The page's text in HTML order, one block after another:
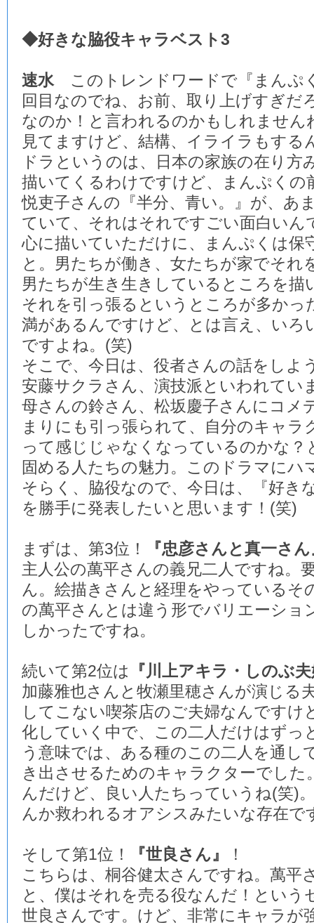
◆好きな脇役キャラベスト3
速水このトレンドワードで『まんぷ
回目なのでね、お前、取り上げすぎだ
なのか！と言われるのかもしれません
見てますけど、結構、イライラもする
ドラというのは、日本の家族の在り方
描いてくるわけですけど、まんぷくの
悦吏子さんの『半分、青い。』が、あ
ていて、それはそれですごい面白いん
心に描いていただけに、まんぷくは保
と。男たちが働き、女たちが家でそれ
男たちが生き生きしているところを描
それを引っ張るというところが多かっ
満があるんですけど、とは言え、いろ
ですよね。(笑)
そこで、今日は、役者さんの話をしよ
安藤サクラさん、演技派といわれてい
母さんの鈴さん、松坂慶子さんにコメ
まりにも引っ張られて、自分のキャラ
って感じじゃなくなっているのかな？
固める人たちの魅力。このドラマにハ
そらく、脇役なので、今日は、『好き
を勝手に発表したいと思います！(笑)
まずは、第3位！
『忠彦さんと真一さ
主人公の萬平さんの義兄二人ですね。
ん。絵描きさんと経理をやっているそ
の萬平さんとは違う形でバリエーショ
しかったですね。
続いて第2位は
『川上アキラ・しのぶ
加藤雅也さんと牧瀬里穂さんが演じる
してこない喫茶店のご夫婦なんですけ
化していく中で、この二人だけはずっ
う意味では、ある種のこの二人を通し
き出させるためのキャラクターでした
んだけど、良い人たちっていうね(笑)
んか救われるオアシスみたいな存在で
そして第1位！ 『世良さん』
！
こちらは、桐谷健太さんですね。萬平
と、僕はそれを売る役なんだ！という
世良さんです。けど、非常にキャラが